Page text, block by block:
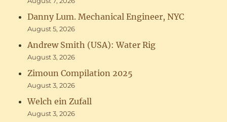
Danny Lum. Mechanical Engineer, NYC
August 5, 2026
Andrew Smith (USA): Water Rig
August 3, 2026
Zimoun Compilation 2025
August 3, 2026
Welch ein Zufall
August 3, 2026